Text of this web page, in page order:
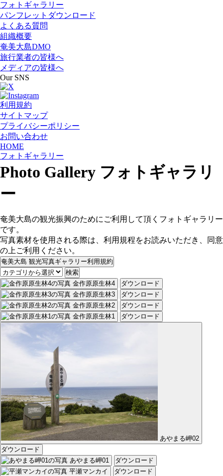
フォトギャラリー
パンフレットダウンロード
よくある質問
組織概要
奄美大島DMO
旅行業者の皆様へ
メディアの皆様へ
Our SNS
利用規約
サイトマップ
プライバシーポリシー
お問い合わせ
HOME
フォトギャラリー
Photo Gallery フォトギャラリ
ー
奄美大島の観光振興のためにご利用して頂くフォトギャラリー
です。
写真素材を使用される際は、利用規程をお読みいただき、同意
の上ご利用ください。
奄美大島 観光写真ギャラリー利用規約
検索
金作原原生林4
ダウンロード
金作原原生林3
ダウンロード
金作原原生林2
ダウンロード
金作原原生林1
ダウンロード
あやまる岬02
ダウンロード
あやまる岬01
ダウンロード
平瀬マンカイ
ダウンロード